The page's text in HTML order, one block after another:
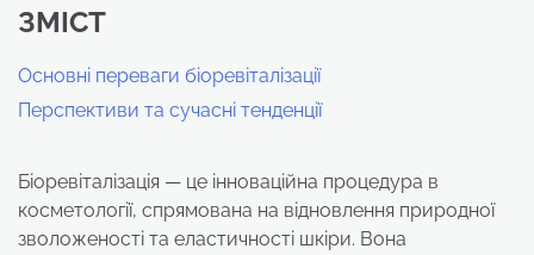
ЗМІСТ
Основні переваги біоревіталізації
Перспективи та сучасні тенденції
Біоревіталізація — це інноваційна процедура в
косметології, спрямована на відновлення природної
зволоженості та еластичності шкіри. Вона